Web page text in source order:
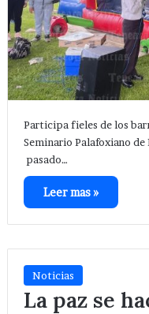
Participa fieles de los
Seminario Palafoxiano de
pasado…
Leer mas »
Noticias
La paz se